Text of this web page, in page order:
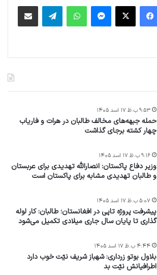
فیس بوک X پیام رسان واتس آپ تلگرام اشتراک گذاری از طریق ایمیل
حمله جبهه‌های مخالف طالبان در هرات و فاریاب
چهار کشته برجای گذاشت
۹:۵۳ ب.ظ ۱۷ اسد ۱۴۰۵
وزیر دفاع پاکستان: انصارالله تهدیدی برای عربستان
و طالبان تهدیدی مشابه برای پاکستان است
۹:۱۶ ب.ظ ۱۷ اسد ۱۴۰۵
پیشرفت پروژه‌ تاپی در افغانستان؛ طالبان: کار لوله
گذاری تا پایان سال جاری میلادی تکمیل می‌شود
۵:۰۷ ب.ظ ۱۷ اسد ۱۴۰۵
بلاول بوتو زرداری: شهباز شریف نیّت خوب دارد
اطرافیانش نیّت بد
۴:۴۴ ب.ظ ۱۷ اسد ۱۴۰۵